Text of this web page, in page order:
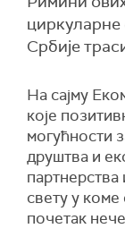
циркуларне
Србије
На сајму
које
могућности
друштва и
партнерства
свету у
почетак